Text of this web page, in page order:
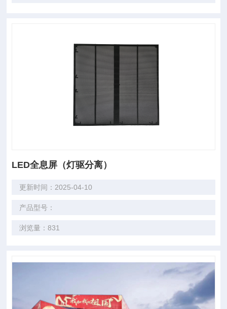
LED全息屏（灯驱分离）
更新时间：2025-04-10
产品型号：
浏览量：831